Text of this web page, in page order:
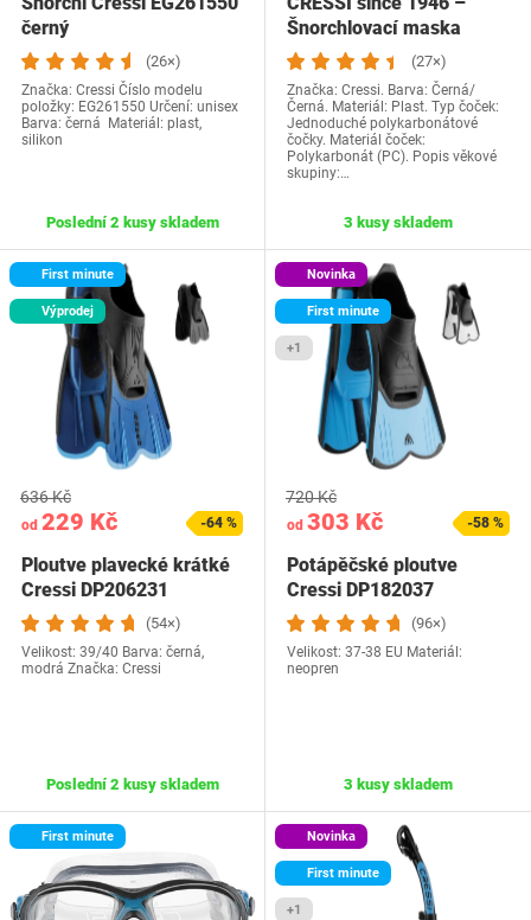
černý
(26×)
Značka: Cressi Číslo modelu
položky: ‎EG261550 Určení: unisex
Barva: černá Materiál: plast,
silikon
Poslední 2 kusy skladem
Šnorchlovací maska
Komodo,…
(27×)
Značka: Cressi. Barva: Černá/
Černá. Materiál: Plast. Typ čoček:
Jednoduché polykarbonátové
čočky. Materiál čoček:
Polykarbonát (PC). Popis věkové
skupiny:…
3 kusy skladem
First minute
Výprodej
od 229 Kč
636 Kč
-64 %
Ploutve plavecké krátké
Cressi DP206231
(54×)
Velikost: 39/40 Barva: černá,
modrá Značka: Cressi
Poslední 2 kusy skladem
Novinka
First minute
+1
od 303 Kč
720 Kč
-58 %
Potápěčské ploutve
Cressi DP182037
(96×)
Velikost: 37-38 EU Materiál:
neopren
3 kusy skladem
First minute Novinka
First minute
+1